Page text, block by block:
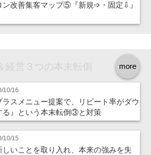
ン改善集客マップ⑤『新規➩・固定⇩』
more
経営３つの本末転倒
10/16
ラスメニュー提案で、リピート率がダウ
る』という本末転倒③と対策
10/15
しいことを取り入れ、本来の強みを失